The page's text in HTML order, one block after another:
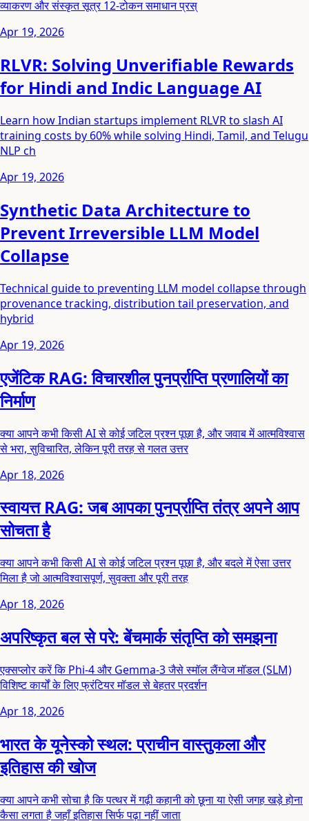
व्याकरण और संस्कृत सूत्र 12-टोकन समाधान प्रस्
Apr 19, 2026
RLVR: Solving Unverifiable Rewards
for Hindi and Indic Language AI
Learn how Indian startups implement RLVR to slash AI
training costs by 60% while solving Hindi, Tamil, and Telugu
NLP ch
Apr 19, 2026
Synthetic Data Architecture to
Prevent Irreversible LLM Model
Collapse
Technical guide to preventing LLM model collapse through
provenance tracking, distribution tail preservation, and
hybrid
Apr 19, 2026
एजेंटिक RAG: विचारशील पुनर्प्राप्ति प्रणालियों का
निर्माण
क्या आपने कभी किसी AI से कोई जटिल प्रश्न पूछा है, और जवाब में आत्मविश्वास
से भरा, सुविचारित, लेकिन पूरी तरह से गलत उत्तर
Apr 18, 2026
स्वायत्त RAG: जब आपका पुनर्प्राप्ति तंत्र अपने आप
सोचता है
क्या आपने कभी किसी AI से कोई जटिल प्रश्न पूछा है, और बदले में ऐसा उत्तर
मिला है जो आत्मविश्वासपूर्ण, सुवक्ता और पूरी तरह
Apr 18, 2026
अपरिष्कृत बल से परे: बेंचमार्क संतृप्ति को समझना
एक्सप्लोर करें कि Phi-4 और Gemma-3 जैसे स्मॉल लैंग्वेज मॉडल (SLM)
विशिष्ट कार्यों के लिए फ्रंटियर मॉडल से बेहतर प्रदर्शन
Apr 18, 2026
भारत के यूनेस्को स्थल: प्राचीन वास्तुकला और
इतिहास की खोज
क्या आपने कभी सोचा है कि पत्थर में गढ़ी कहानी को छूना या ऐसी जगह खड़े होना
कैसा लगता है जहाँ इतिहास सिर्फ पढ़ा नहीं जाता